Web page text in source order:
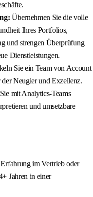
Übernehmen Sie die volle
Ihres Portfolios,
und strengen Überprüfung
Dienstleistungen.
Sie ein Team von Account
Neugier und Exzellenz.
mit Analytics-Teams
und umsetzbare
im Vertrieb oder
Jahren in einer